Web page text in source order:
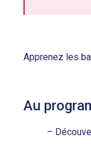
Apprenez les
Au
–